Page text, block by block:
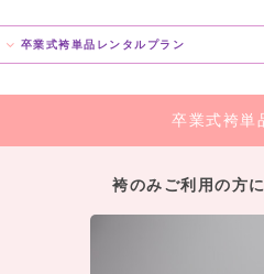
卒業式袴単品レンタルプラン
卒業式袴単
袴のみご利用の方